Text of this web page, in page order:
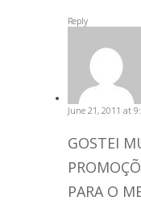
Reply
June 21, 2011 at
GOSTEI
PARA O